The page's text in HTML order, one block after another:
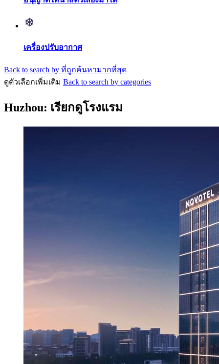
เครื่องปรับอากาศ
Back to search by ที่ถูกค้นหามากที่สุด
ดูตัวเลือกเพิ่มเติม Back to search by categories
Huzhou: เรียกดูโรงแรม